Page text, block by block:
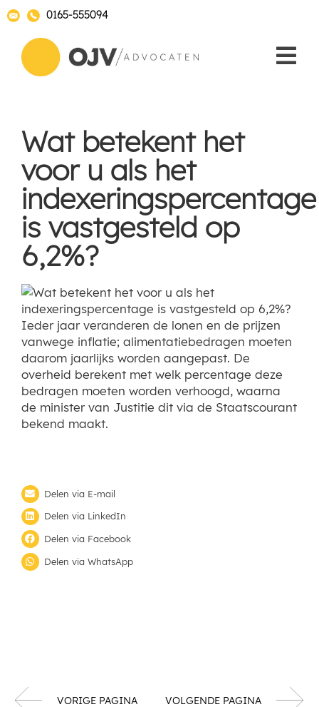
0165-555094
Wat betekent het
voor u als het
indexeringspercentage
is vastgesteld op
6,2%?
Ieder jaar veranderen de lonen en de prijzen
vanwege inflatie; alimentatiebedragen moeten
daarom jaarlijks worden aangepast. De
overheid berekent met welk percentage deze
bedragen moeten worden verhoogd, waarna
de minister van Justitie dit via de Staatscourant
bekend maakt.
Delen via E-mail
Delen via LinkedIn
Delen via Facebook
Delen via WhatsApp
VORIGE PAGINA VOLGENDE PAGINA